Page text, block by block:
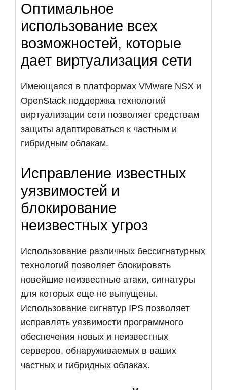
Оптимальное
использование всех
возможностей, которые
дает виртуализация сети
Имеющаяся в платформах VMware NSX и
OpenStack поддержка технологий
виртуализации сети позволяет средствам
защиты адаптироваться к частным и
гибридным облакам.
Исправление известных
уязвимостей и
блокирование
неизвестных угроз
Использование различных бессигнатурных
технологий позволяет блокировать
новейшие неизвестные атаки, сигнатуры
для которых еще не выпущены.
Использование сигнатур IPS позволяет
исправлять уязвимости программного
обеспечения новых и неизвестных
серверов, обнаруживаемых в ваших
частных и гибридных облаках.